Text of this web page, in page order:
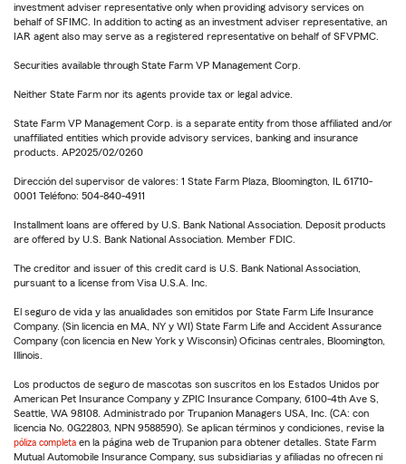
investment adviser representative only when providing advisory services on
behalf of SFIMC. In addition to acting as an investment adviser representative, an
IAR agent also may serve as a registered representative on behalf of SFVPMC.
Securities available through State Farm VP Management Corp.
Neither State Farm nor its agents provide tax or legal advice.
State Farm VP Management Corp. is a separate entity from those affiliated and/or
unaffiliated entities which provide advisory services, banking and insurance
products. AP2025/02/0260
Dirección del supervisor de valores: 1 State Farm Plaza, Bloomington, IL 61710-
0001 Teléfono: 504-840-4911
Installment loans are offered by U.S. Bank National Association. Deposit products
are offered by U.S. Bank National Association. Member FDIC.
The creditor and issuer of this credit card is U.S. Bank National Association,
pursuant to a license from Visa U.S.A. Inc.
El seguro de vida y las anualidades son emitidos por State Farm Life Insurance
Company. (Sin licencia en MA, NY y WI) State Farm Life and Accident Assurance
Company (con licencia en New York y Wisconsin) Oficinas centrales, Bloomington,
Illinois.
Los productos de seguro de mascotas son suscritos en los Estados Unidos por
American Pet Insurance Company y ZPIC Insurance Company, 6100-4th Ave S,
Seattle, WA 98108. Administrado por Trupanion Managers USA, Inc. (CA: con
licencia No. 0G22803, NPN 9588590). Se aplican términos y condiciones, revise la
póliza completa en la página web de Trupanion para obtener detalles. State Farm
Mutual Automobile Insurance Company, sus subsidiarias y afiliadas no ofrecen ni